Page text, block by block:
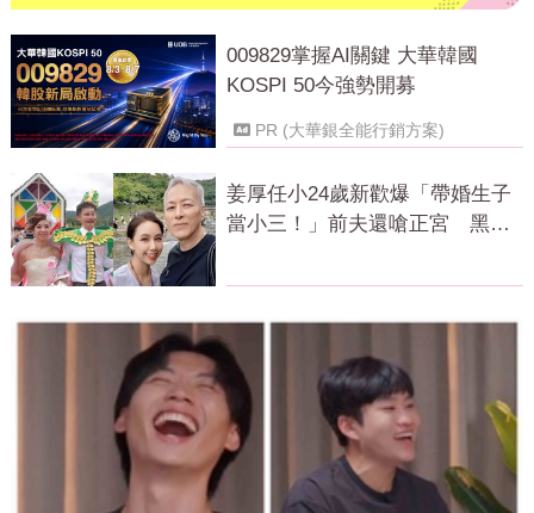
009829掌握AI關鍵 大華韓國
KOSPI 50今強勢開募
PR (大華銀全能行銷方案)
姜厚任小24歲新歡爆「帶婚生子
當小三！」前夫還嗆正宮 黑歷